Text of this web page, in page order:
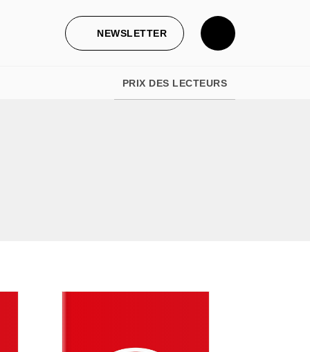
NEWSLETTER
PRIX DES LECTEURS